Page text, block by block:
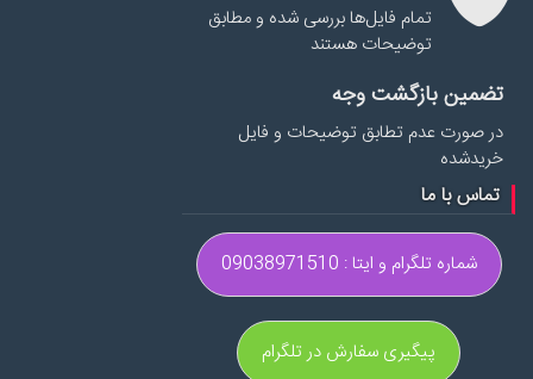
تمام فایل‌ها بررسی شده و مطابق
توضیحات هستند
تضمین بازگشت وجه
در صورت عدم تطابق توضیحات و فایل
خریدشده
تماس با ما
شماره تلگرام و ایتا : 09038971510
پیگیری سفارش در تلگرام